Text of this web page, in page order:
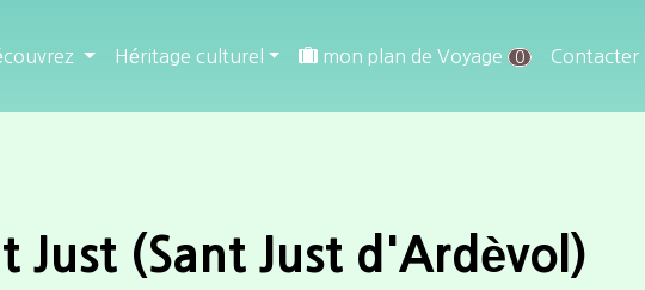
Héritage culturel mon plan de Voyage 0 Contacter
Just (Sant Just d'Ardèvol)